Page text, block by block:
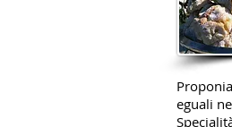
eguali